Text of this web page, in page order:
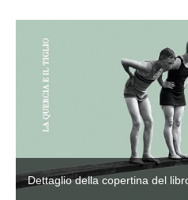
Dettaglio della copertina del